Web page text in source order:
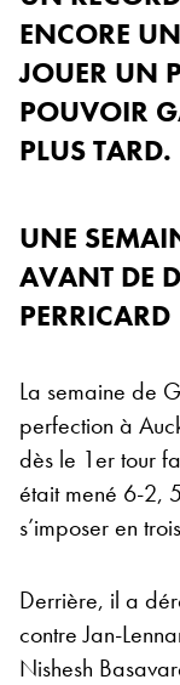
ENCORE
JOUER UN
POUVOIR
PLUS TARD.
UNE
AVANT DE
PERRICARD
La semaine de
perfection à
dès le 1er tour
était mené 6-2,
s’imposer en
Derrière, il a
contre Jan-
Nishesh